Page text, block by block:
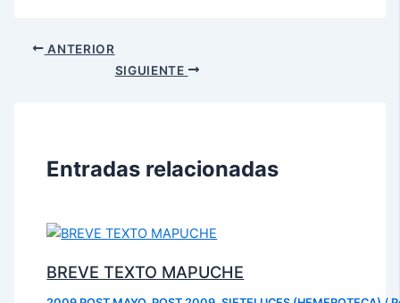
ANTERIOR
SIGUIENTE
Entradas relacionadas
BREVE TEXTO MAPUCHE